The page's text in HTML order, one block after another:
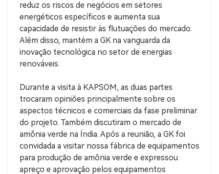
reduz os riscos de negócios em setores
energéticos específicos e aumenta sua
capacidade de resistir às flutuações do mercado.
Além disso, mantém a GK na vanguarda da
inovação tecnológica no setor de energias
renováveis.
Durante a visita à KAPSOM, as duas partes
trocaram opiniões principalmente sobre os
aspectos técnicos e comerciais da fase preliminar
do projeto. Também discutiram o mercado de
amônia verde na Índia. Após a reunião, a GK foi
convidada a visitar nossa fábrica de equipamentos
para produção de amônia verde e expressou
apreço e aprovação pelos equipamentos